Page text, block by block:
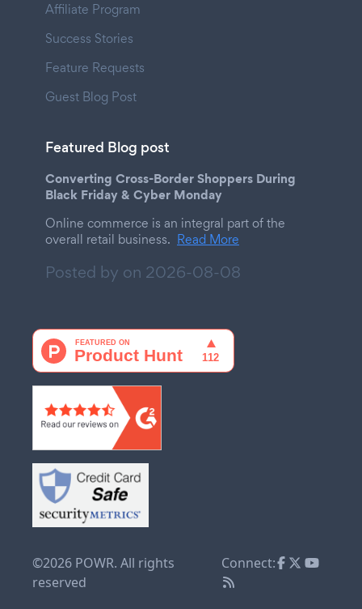
Affiliate Program
Success Stories
Feature Requests
Guest Blog Post
Featured Blog post
Converting Cross-Border Shoppers During
Black Friday & Cyber Monday
Online commerce is an integral part of the
overall retail business. Read More
Posted by on 2026-08-08
©2026 POWR. All rights
reserved
Connect: